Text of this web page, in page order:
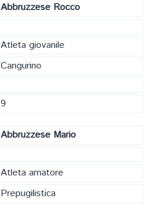
Abbruzzese Rocco
Atleta giovanile
Cangurino
9
Abbruzzese Mario
Atleta amatore
Prepugilistica